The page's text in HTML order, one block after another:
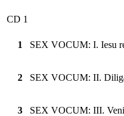
CD 1
1 SEX VOCUM: I. Iesu
2 SEX VOCUM: II.
3 SEX VOCUM: III.